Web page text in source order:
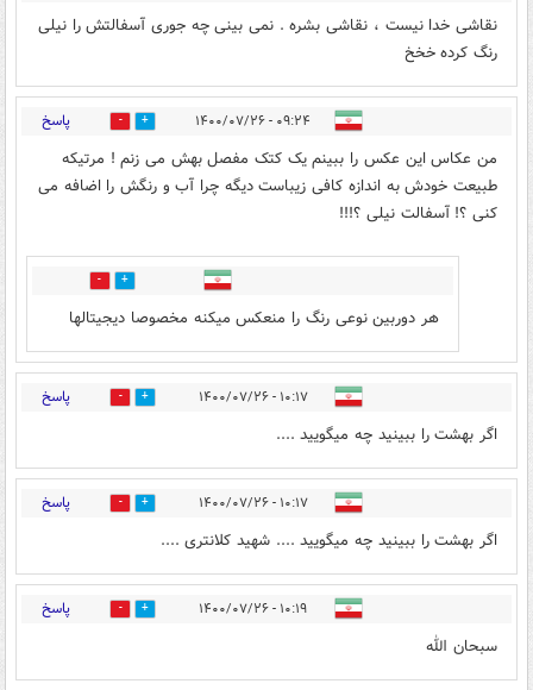
نقاشی خدا نیست ، نقاشی بشره . نمی بینی چه جوری آسفالتش را نیلی
رنگ کرده خخخ
۰۹:۲۴ - ۱۴۰۰/۰۷/۲۶ 1 پاسخ
من عکاس این عکس را ببینم یک کتک مفصل بهش می زنم ! مرتیکه
طبیعت خودش به اندازه کافی زیباست دیگه چرا آب و رنگش را اضافه می
کنی ؟! آسفالت نیلی ؟!!!
0
هر دوربین نوعی رنگ را منعکس میکنه مخصوصا دیجیتالها
۱۰:۱۷ - ۱۴۰۰/۰۷/۲۶ 0 پاسخ
اگر بهشت را ببینید چه میگویید ....
۱۰:۱۷ - ۱۴۰۰/۰۷/۲۶ 0 پاسخ
اگر بهشت را ببینید چه میگویید .... شهید کلانتری ....
۱۰:۱۹ - ۱۴۰۰/۰۷/۲۶ 1 پاسخ
سبحان الله